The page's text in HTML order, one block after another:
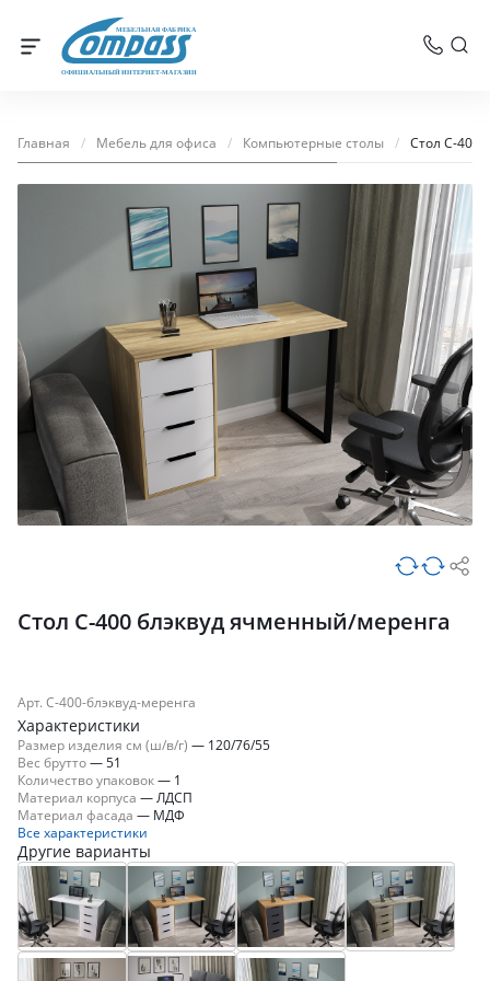
МЕБЕЛЬНАЯ ФАБРИКА
ОФИЦИАЛЬНЫЙ ИНТЕРНЕТ-МАГАЗИН
Главная / Мебель для офиса / Компьютерные столы / Стол С-400
Стол С-400 блэквуд ячменный/меренга
Арт. С-400-блэквуд-меренга
Характеристики
Размер изделия см (ш/в/г) — 120/76/55
Вес брутто— 51
Количество упаковок— 1
Материал корпуса — ЛДСП
Материал фасада — МДФ
Все характеристики
Другие варианты